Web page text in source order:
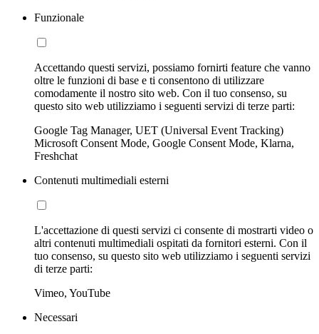
Funzionale
Accettando questi servizi, possiamo fornirti feature che vanno
oltre le funzioni di base e ti consentono di utilizzare
comodamente il nostro sito web. Con il tuo consenso, su
questo sito web utilizziamo i seguenti servizi di terze parti:
Google Tag Manager, UET (Universal Event Tracking)
Microsoft Consent Mode, Google Consent Mode, Klarna,
Freshchat
Contenuti multimediali esterni
L'accettazione di questi servizi ci consente di mostrarti video o
altri contenuti multimediali ospitati da fornitori esterni. Con il
tuo consenso, su questo sito web utilizziamo i seguenti servizi
di terze parti:
Vimeo, YouTube
Necessari